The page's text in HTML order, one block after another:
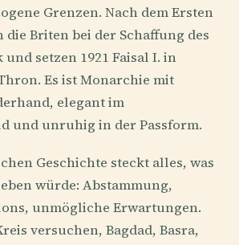
Grenzen. Nach dem Ersten
Briten bei der Schaffung des
setzen 1921 Faisal I. in
Es ist Monarchie mit
elegant im
und unruhig in der Passform.
Geschichte steckt alles, was
würde: Abstammung,
unmögliche Erwartungen.
versuchen, Bagdad, Basra,